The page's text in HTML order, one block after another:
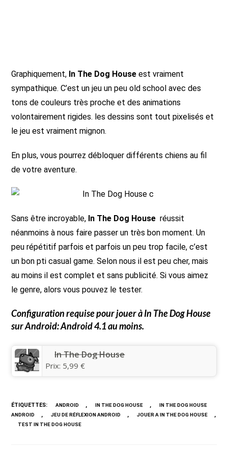
Graphiquement, In The Dog House est vraiment
sympathique. C’est un jeu un peu old school avec des
tons de couleurs très proche et des animations
volontairement rigides. les dessins sont tout pixelisés et
le jeu est vraiment mignon.
En plus, vous pourrez débloquer différents chiens au fil
de votre aventure.
Sans être incroyable, In The Dog House réussit
néanmoins à nous faire passer un très bon moment. Un
peu répétitif parfois et parfois un peu trop facile, c’est
un bon pti casual game. Selon nous il est peu cher, mais
au moins il est complet et sans publicité. Si vous aimez
le genre, alors vous pouvez le tester.
Configuration requise pour jouer àIn The Dog House
sur Android: Android 4.1 au moins.
In The Dog House
Prix: 5,99 €
ÉTIQUETTES: ANDROID , IN THE DOG HOUSE ,
IN THE DOG HOUSE
ANDROID
, JEU DE RÉFLEXION ANDROID , JOUER A IN THE DOG HOUSE ,
TEST IN THE DOG HOUSE